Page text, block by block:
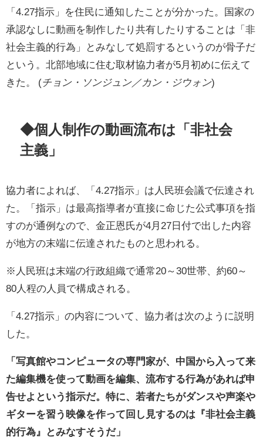
「4.27指示」を住民に通知したことが分かった。国家の
承認なしに動画を制作したり共有したりすることは「非
社会主義的行為」とみなして処罰するというのが骨子だ
という。北部地域に住む取材協力者が5月初めに伝えて
きた。 (チョン・ソンジュン／カン・ジウォン)
◆個人制作の動画流布は「非社会
主義」
協力者によれば、「4.27指示」は人民班会議で伝達され
た。「指示」は最高指導者が直接に命じた公式事項を指
すのが通例なので、金正恩氏が4月27日付で出した内容
が地方の末端に伝達されたものと思われる。
※人民班は末端の行政組織で通常20～30世帯、約60～
80人程の人員で構成される。
「4.27指示」の内容について、協力者は次のように説明
した。
「写真館やコンピュータの専門家が、中国から入って来
た編集機を使って動画を編集、流布する行為があれば申
告せよという指示だ。特に、若者たちがダンスや声楽や
ギターを習う映像を作って回し見するのは『非社会主義
的行為』とみなすそうだ」